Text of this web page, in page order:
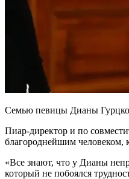
Семью певицы Дианы
Пиар-директор и по
благороднейшим
«Все знают, что у Дианы
который не побоялся